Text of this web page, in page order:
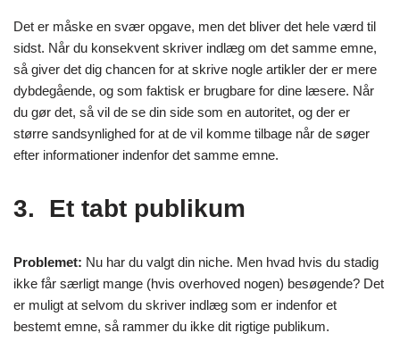
Det er måske en svær opgave, men det bliver det hele værd til
sidst. Når du konsekvent skriver indlæg om det samme emne,
så giver det dig chancen for at skrive nogle artikler der er mere
dybdegående, og som faktisk er brugbare for dine læsere. Når
du gør det, så vil de se din side som en autoritet, og der er
større sandsynlighed for at de vil komme tilbage når de søger
efter informationer indenfor det samme emne.
3. Et tabt publikum
Problemet: Nu har du valgt din niche. Men hvad hvis du stadig
ikke får særligt mange (hvis overhoved nogen) besøgende? Det
er muligt at selvom du skriver indlæg som er indenfor et
bestemt emne, så rammer du ikke dit rigtige publikum.